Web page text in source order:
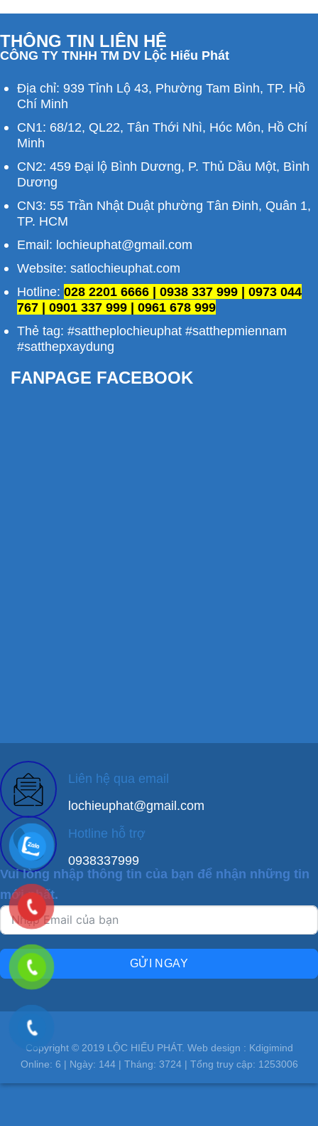
THÔNG TIN LIÊN HỆ
CÔNG TY TNHH TM DV Lộc Hiếu Phát
Địa chỉ: 939 Tỉnh Lộ 43, Phường Tam Bình, TP. Hồ
Chí Minh
CN1: 68/12, QL22, Tân Thới Nhì, Hóc Môn, Hồ Chí
Minh
CN2: 459 Đại lộ Bình Dương, P. Thủ Dầu Một, Bình
Dương
CN3: 55 Trần Nhật Duật phường Tân Đinh, Quân 1,
TP. HCM
Email: lochieuphat@gmail.com
Website: satlochieuphat.com
Hotline: 028 2201 6666 | 0938 337 999 | 0973 044
767 | 0901 337 999 | 0961 678 999
Thẻ tag: #sattheplochieuphat #satthepmiennam
#satthepxaydung
FANPAGE FACEBOOK
Liên hệ qua email
lochieuphat@gmail.com
Hotline hỗ trợ
0938337999
Vui lòng nhập thông tin của bạn để nhận những tin
mới nhất.
GỬI NGAY
Copyright © 2019 LỘC HIẾU PHÁT. Web design : Kdigimind
Online: 6 | Ngày: 144| Tháng: 3724| Tổng truy cập: 1253006